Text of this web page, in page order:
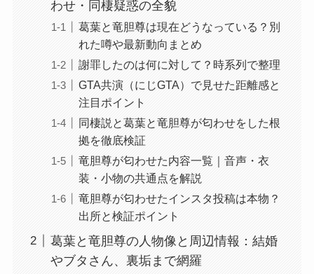
わせ・同棲疑惑の全貌
葛葉と竜胆尊は現在どうなっている？別
れた噂や最新動向まとめ
謝罪したのは何に対して？時系列で整理
GTA共演（にじGTA）で見せた距離感と
注目ポイント
同棲説と葛葉と竜胆尊が匂わせをした根
拠を徹底検証
竜胆尊が匂わせた内容一覧｜音声・衣
装・小物の共通点を解説
竜胆尊が匂わせたインスタ投稿は本物？
出所と検証ポイント
葛葉と竜胆尊の人物像と周辺情報：結婚
やブタさん、裏垢まで網羅